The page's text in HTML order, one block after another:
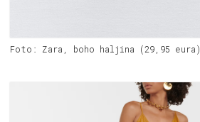
Foto: Zara, boho haljina (29,95 eura)